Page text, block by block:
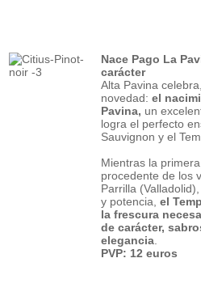
Nace Pago La
carácter
Alta Pavina
novedad: el
Pavina, un
logra el perfecto
Sauvignon y el
Mientras la
procedente de los
Parrilla
y potencia, el
la frescura
de carácter,
elegancia
PVP: 12 euros